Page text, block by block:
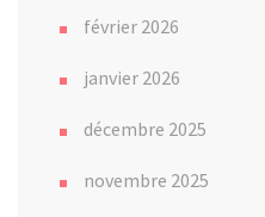
février 2026
janvier 2026
décembre 2025
novembre 2025